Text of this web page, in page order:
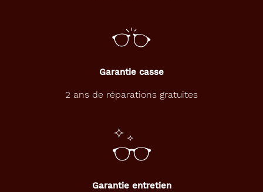
Garantie casse
2 ans de réparations gratuites
Garantie entretien